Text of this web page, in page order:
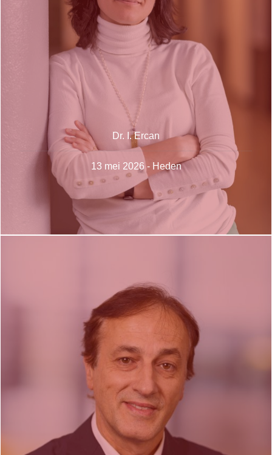
Dr. I. Ercan
13 mei 2026 - Heden